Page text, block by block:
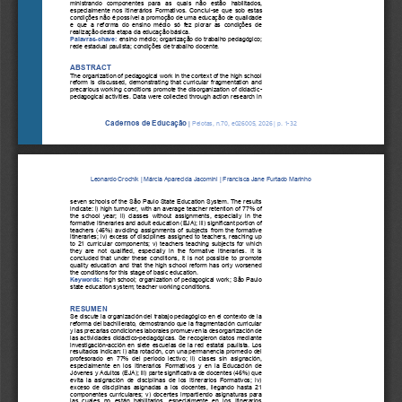
Cadernos de Educação | Pelotas, n.70, e026005, 2026 | p. 1-32
ministrando   componentes   para   as   quais   não   estão   habilitados,
especialmente  nos  Itinerários  Formativos.  Conclui-se  que  sob  estas
condições não é possível a promoção de uma educação de qualidade
e  que  a  reforma  do  ensino  médio  só  fez  piorar  as  condições  de
realização desta etapa da educação básica.
Palavras- chave: ensino médio; organização do trabalho pedagógico;
rede estadual paulista; condições de trabalho docente.
ABSTRACT
The organization of pedagogical work in the context of the high school
reform  is  discussed,  demonstrating  that  curricular  fragmentation  and
precarious working conditions promote the disorganization of didactic-
pedagogical activities. Data were collected through action research in
Leonardo Crochik | Márcia Aparecida Jacomini | Francisca Jane Furtado Marinho
seven schools of the São Paulo State Education System. The results
indicate: i) high turnover, with an average teacher retention of 77% of
the  school  year;  ii)  classes  without  assignments,  especially  in  the
formative itineraries and adult education (EJA); iii) significant portion of
teachers  (46%)  avoiding assignments of  subjects  from  the  formative
itineraries; iv) excess of disciplines assigned to teachers, reaching up
to  21  curricular  components;  v)  teachers  teaching  subjects  for  which
they  are  not  qualified,  especially  in  the  formative  itineraries.  It  is
concluded  that  under  these  conditions,  it  is  not  possible  to  promote
quality  education  and  that  the  high  school  reform  has  only  worsened
the conditions for this stage of basic education.
Keywords: high school; organization of pedagogical work; São Paulo
state education system; teacher working conditions.
RESUMEN
Se discute la organización del trabajo pedagógico en el contexto de la
reforma del bachillerato, demostrando que la fragmentación curricular
y las precarias condiciones laborales promueven la desorganización de
las actividades didáctico-pedagógicas. Se recogieron  datos mediante
investigación- acción  en  siete  escuelas  de  la  red  estatal  paulista.  Los
resultados indican: i) alta rotación, con una permanencia promedio del
profesorado  en  77%  del  período  lectivo;  ii)  clases  sin  asignación,
especialmente  en  los  Itinerarios  Formativos  y  en  la  Educación  de
Jóvenes y Adultos (EJA); iii) parte significativa de docentes (46%) que
evita  la  asignación  de  disciplinas  de  los  Itinerarios  Formativos;  iv)
exceso  de  disciplinas  asignadas  a  los  docentes,  llegando  hasta  21
componentes  curriculares;  v)  docentes  impartiendo  asignaturas  para
las  cuales  no  están  habilitados,  especialmente  en  los  Itinerarios